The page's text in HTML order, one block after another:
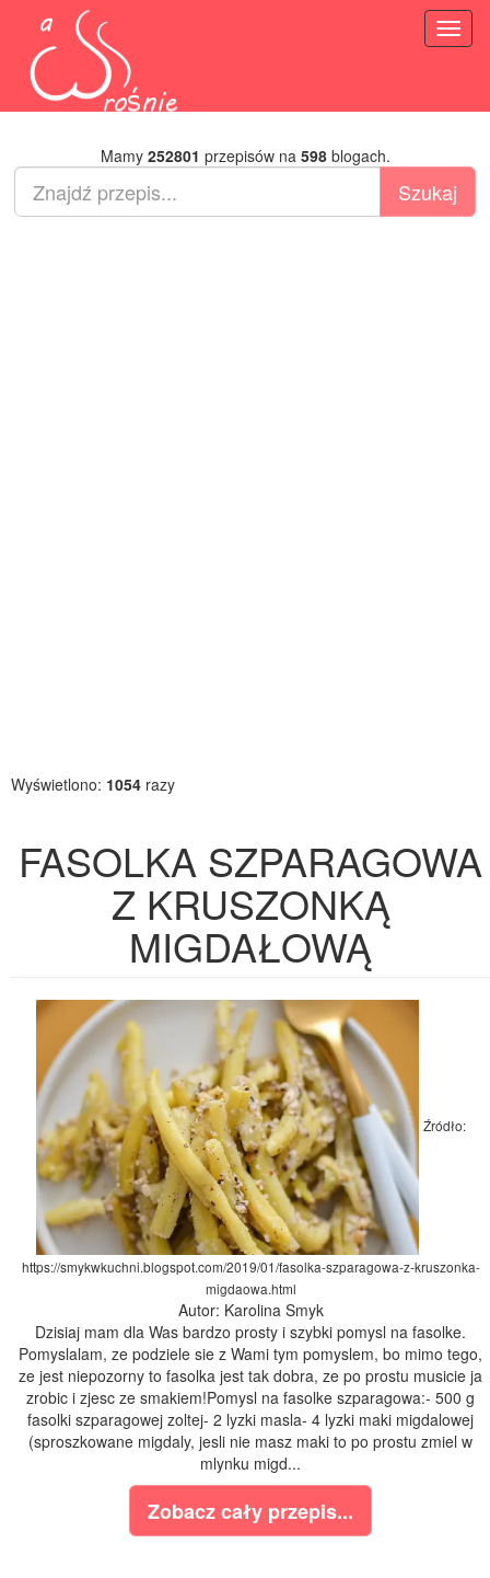
Mamy 252801 przepisów na 598blogach.
Wyświetlono: 1054 razy
FASOLKA SZPARAGOWA
Z KRUSZONKĄ
MIGDAŁOWĄ
Źródło:
https://smykwkuchni.blogspot.com/2019/01/fasolka-szparagowa-z-kruszonka-
migdaowa.html
Autor: Karolina Smyk
Dzisiaj mam dla Was bardzo prosty i szybki pomysl na fasolke.
Pomyslalam, ze podziele sie z Wami tym pomyslem, bo mimo tego,
ze jest niepozorny to fasolka jest tak dobra, ze po prostu musicie ja
zrobic i zjesc ze smakiem!Pomysl na fasolke szparagowa:- 500 g
fasolki szparagowej zoltej- 2 lyzki masla- 4 lyzki maki migdalowej
(sproszkowane migdaly, jesli nie masz maki to po prostu zmiel w
mlynku migd...
Zobacz cały przepis...